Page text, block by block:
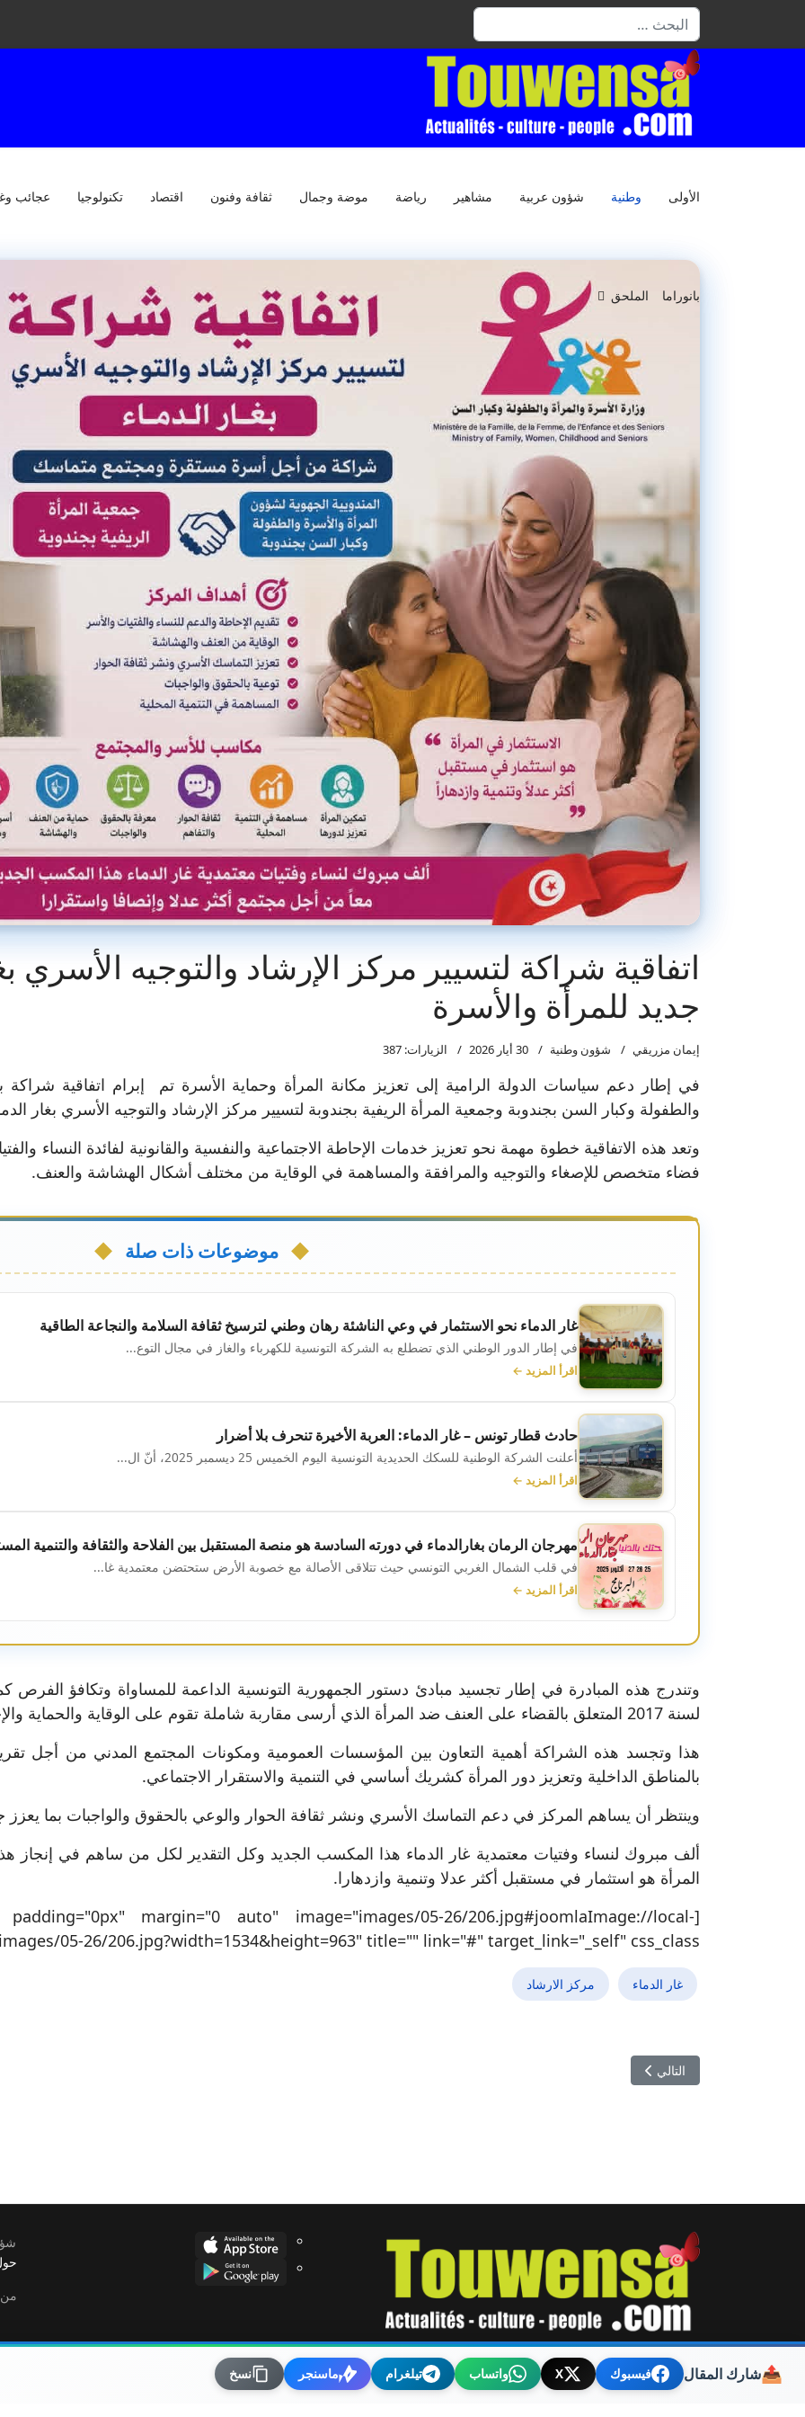
البحث
الأولى وطنية شؤون عربية مشاهير رياضة موضة وجمال ثقافة وفنون اقتصاد تكنولوجيا عجائب
بانوراما الملحق
اتفاقية شراكة لتسيير مركز الإرشاد والتوجيه
جديد للمرأة والأسرة
إيمان مزريقي شؤون وطنية 30 أيار 2026 الزيارات: 387
في إطار دعم سياسات الدولة الرامية إلى تعزيز مكانة المرأة وحماية الأسرة تم إبرام اتفاقية شراكة
والطفولة وكبار السن بجندوبة وجمعية المرأة الريفية بجندوبة لتسيير مركز الإرشاد والتوجيه الأسري بغار
وتعد هذه الاتفاقية خطوة مهمة نحو تعزيز خدمات الإحاطة الاجتماعية والنفسية والقانونية لفائدة النساء
فضاء متخصص للإصغاء والتوجيه والمرافقة والمساهمة في الوقاية من مختلف أشكال الهشاشة والعنف.
موضوعات ذات صلة
غار الدماء نحو الاستثمار في وعي الناشئة رهان وطني لترسيخ ثقافة السلامة والنجاعة الطاقية
في إطار الدور الوطني الذي تضطلع به الشركة التونسية للكهرباء والغاز في مجال التوع...
اقرأ المزيد ←
حادث قطار تونس – غار الدماء: العربة الأخيرة تنحرف بلا أضرار
أعلنت الشركة الوطنية للسكك الحديدية التونسية اليوم الخميس 25 ديسمبر 2025، أنّ ال...
اقرأ المزيد ←
مهرجان الرمان بغارالدماء في دورته السادسة هو منصة المستقبل بين الفلاحة والثقافة والتنمية
في قلب الشمال الغربي التونسي حيث تتلاقى الأصالة مع خصوبة الأرض ستحتضن معتمدية غا...
اقرأ المزيد ←
لسنة 2017 المتعلق بالقضاء على العنف ضد المرأة الذي أرسى مقاربة شاملة تقوم على الوقاية والحماية والإحاطة والتعهد بالنساء.
هذا وتجسد هذه الشراكة أهمية التعاون بين المؤسسات العمومية ومكونات المجتمع المدني من أجل
بالمناطق الداخلية وتعزيز دور المرأة كشريك أساسي في التنمية والاستقرار الاجتماعي.
وينتظر أن يساهم المركز في دعم التماسك الأسري ونشر ثقافة الحوار والوعي بالحقوق والواجبات بما يعزز
ألف مبروك لنساء وفتيات معتمدية غار الدماء هذا المكسب الجديد وكل التقدير لكل من ساهم في إنجاز
المرأة هو استثمار في مستقبل أكثر عدلا وتنمية وازدهارا.
margin="0 auto" image="images/05-26/206.jpg#joomlaImage://local-
05-26/206.jpg?width=1534&height=963" title="" link="#" target_link="_self" css_class="" ]
غار الدماء مركز الارشاد
المقال التالي: عطش يهدد العڨلة وخشاب… مشروع بمليارات الدولة في مهبّ التعطيل الإداري
التالي
📤شارك المقال فيسبوك X واتساب تيلغرام ماسنجر نسخ
© 2026 توانسة. Designed By TOUWENSA.COM